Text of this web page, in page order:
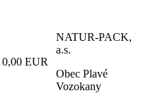
0,00 EUR
NATUR-PACK,
a.s.
Obec Plavé
Vozokany